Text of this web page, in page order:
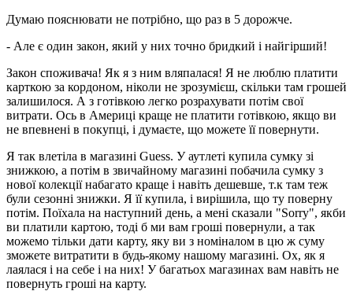
Думаю пояснювати не потрібно, що раз в 5 дорожче.
- Але є один закон, який у них точно бридкий і найгірший!
Закон споживача! Як я з ним вляпалася! Я не люблю платити
карткою за кордоном, ніколи не зрозумієш, скільки там грошей
залишилося. А з готівкою легко розрахувати потім свої
витрати. Ось в Америці краще не платити готівкою, якщо ви
не впевнені в покупці, і думаєте, що можете її повернути.
Я так влетіла в магазині Guess. У аутлеті купила сумку зі
знижкою, а потім в звичайному магазині побачила сумку з
нової колекції набагато краще і навіть дешевше, т.к там теж
були сезонні знижки. Я її купила, і вирішила, що ту поверну
потім. Поїхала на наступний день, а мені сказали "Sorry", якби
ви платили картою, тоді б ми вам гроші повернули, а так
можемо тільки дати карту, яку ви з номіналом в цю ж суму
зможете витратити в будь-якому нашому магазині. Ох, як я
лаялася і на себе і на них! У багатьох магазинах вам навіть не
повернуть гроші на карту.